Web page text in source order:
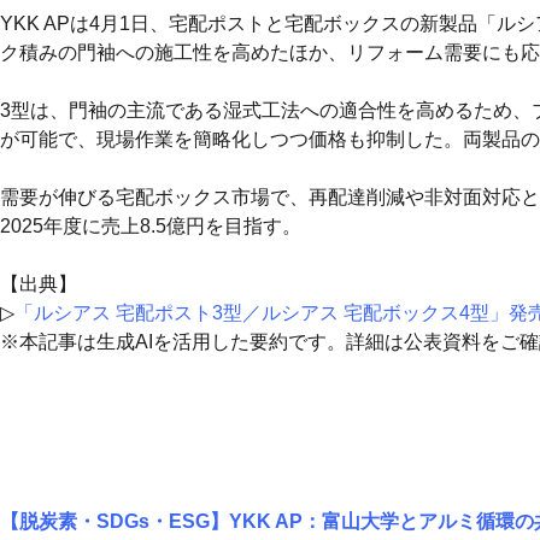
YKK APは4月1日、宅配ポストと宅配ボックスの新製品「ル
ク積みの門袖への施工性を高めたほか、リフォーム需要にも
3型は、門袖の主流である湿式工法への適合性を高めるため
が可能で、現場作業を簡略化しつつ価格も抑制した。両製品
需要が伸びる宅配ボックス市場で、再配達削減や非対面対応
2025年度に売上8.5億円を目指す。
【出典】
▷ 「ルシアス 宅配ポスト3型／ルシアス 宅配ボックス4型」発
※本記事は生成AIを活用した要約です。詳細は公表資料をご
【脱炭素・SDGs・ESG】YKK AP：富山大学とアルミ循環